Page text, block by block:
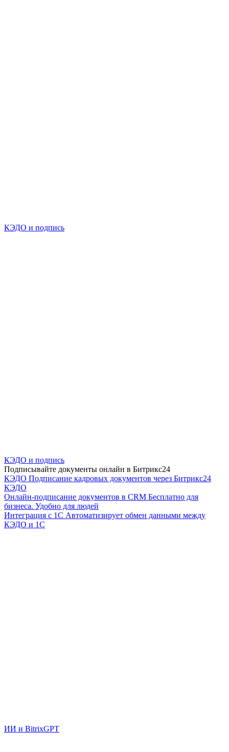
КЭДО и подпись
КЭДО и подпись
Подписывайте документы онлайн в Битрикс24
КЭДО Подписание кадровых документов через Битрикс24
КЭДО
Онлайн-подписание документов в CRM Бесплатно для
бизнеса. Удобно для людей
Интеграция с 1С Автоматизирует обмен данными между
КЭДО и 1С
ИИ и BitrixGPT